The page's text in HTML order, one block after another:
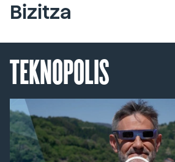
Bizitza
TEKNOPOLIS